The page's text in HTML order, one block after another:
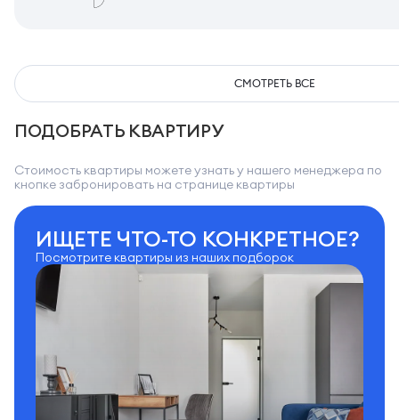
СМОТРЕТЬ ВСЕ
ПОДОБРАТЬ КВАРТИРУ
Стоимость квартиры можете узнать у нашего менеджера по
кнопке забронировать на странице квартиры
ИЩЕТЕ ЧТО-ТО КОНКРЕТНОЕ?
Посмотрите квартиры из наших подборок